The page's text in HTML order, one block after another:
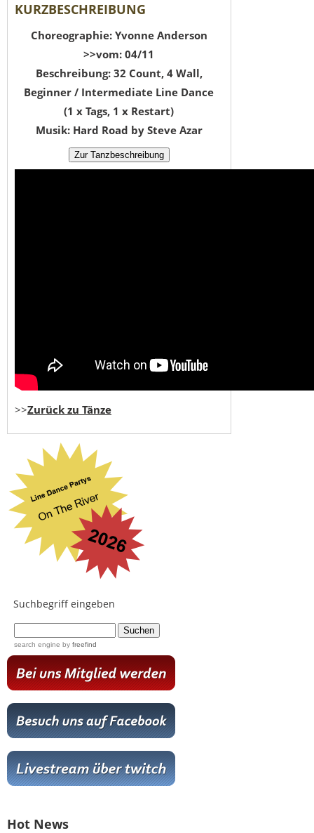
KURZBESCHREIBUNG
Choreographie: Yvonne Anderson
>>vom: 04/11
Beschreibung: 32 Count, 4 Wall,
Beginner / Intermediate Line Dance
(1 x Tags, 1 x Restart)
Musik: Hard Road by Steve Azar
>>Zurück zu Tänze
Suchbegriff eingeben
search engine by freefind
Hot News